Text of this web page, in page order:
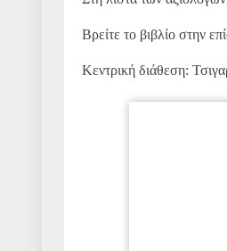
Βρείτε το βιβλίο στην
Κεντρική διάθεση: